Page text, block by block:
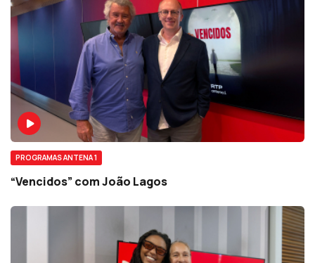
PROGRAMAS ANTENA 1
“Vencidos” com João Lagos